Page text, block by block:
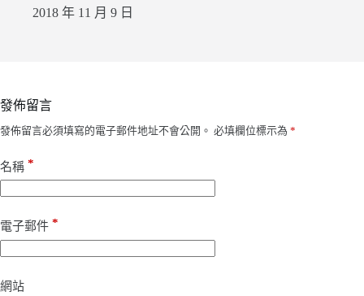
2018 年 11 月 9 日
發佈留言
發佈留言必須填寫的電子郵件地址不會公開。 必填欄位標示為 *
名稱 *
電子郵件 *
網站